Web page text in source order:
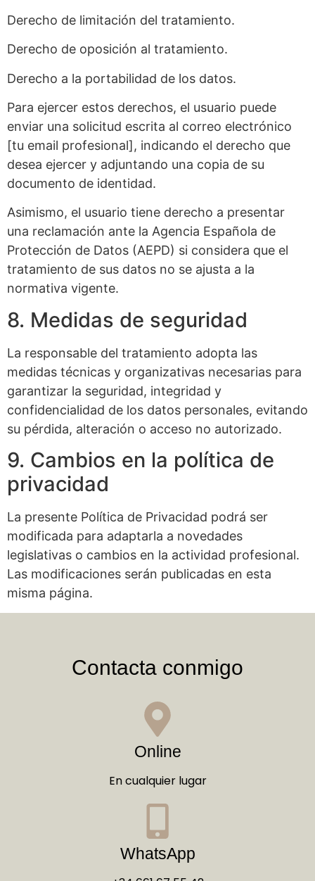
Derecho de limitación del tratamiento.
Derecho de oposición al tratamiento.
Derecho a la portabilidad de los datos.
Para ejercer estos derechos, el usuario puede
enviar una solicitud escrita al correo electrónico
[tu email profesional], indicando el derecho que
desea ejercer y adjuntando una copia de su
documento de identidad.
Asimismo, el usuario tiene derecho a presentar
una reclamación ante la Agencia Española de
Protección de Datos (AEPD) si considera que el
tratamiento de sus datos no se ajusta a la
normativa vigente.
8. Medidas de seguridad
La responsable del tratamiento adopta las
medidas técnicas y organizativas necesarias para
garantizar la seguridad, integridad y
confidencialidad de los datos personales, evitando
su pérdida, alteración o acceso no autorizado.
9. Cambios en la política de
privacidad
La presente Política de Privacidad podrá ser
modificada para adaptarla a novedades
legislativas o cambios en la actividad profesional.
Las modificaciones serán publicadas en esta
misma página.
Contacta conmigo
Online
En cualquier lugar
WhatsApp